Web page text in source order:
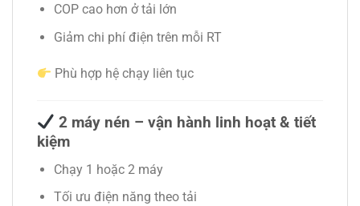
COP cao hơn ở tải lớn
Giảm chi phí điện trên mỗi RT
Phù hợp hệ chạy liên tục
2 máy nén – vận hành linh hoạt & tiết
kiệm
Chạy 1 hoặc 2 máy
Tối ưu điện năng theo tải